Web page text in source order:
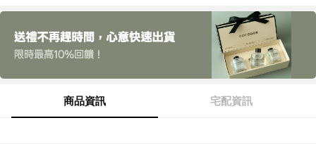
商品資訊 宅配資訊